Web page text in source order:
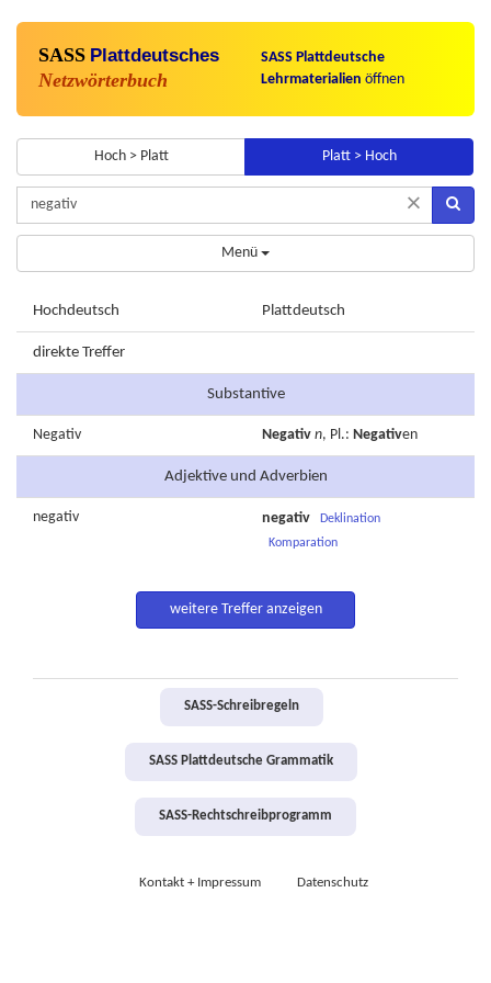
SASS Plattdeutsches
Netzwörterbuch
SASS Plattdeutsche
Lehrmaterialien öffnen
Hoch > Platt Platt > Hoch
×
Menü
Hochdeutsch Plattdeutsch
direkte Treffer
Substantive
Negativ Negativ n, Pl.: Negativen
Adjektive und Adverbien
negativ negativ
Deklination
Komparation
weitere Treffer anzeigen
SASS-Schreibregeln
SASS Plattdeutsche Grammatik
SASS-Rechtschreibprogramm
Kontakt + Impressum Datenschutz